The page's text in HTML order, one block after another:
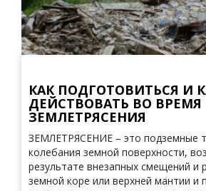
КАК ПОДГОТОВИТЬСЯ И
ДЕЙСТВОВАТЬ ВО ВРЕМЯ
ЗЕМЛЕТРЯСЕНИЯ
ЗЕМЛЕТРЯСЕНИЕ – это подземные
колебания земной поверхности,
результате внезапных смещений и
земной коре или верхней мантии и